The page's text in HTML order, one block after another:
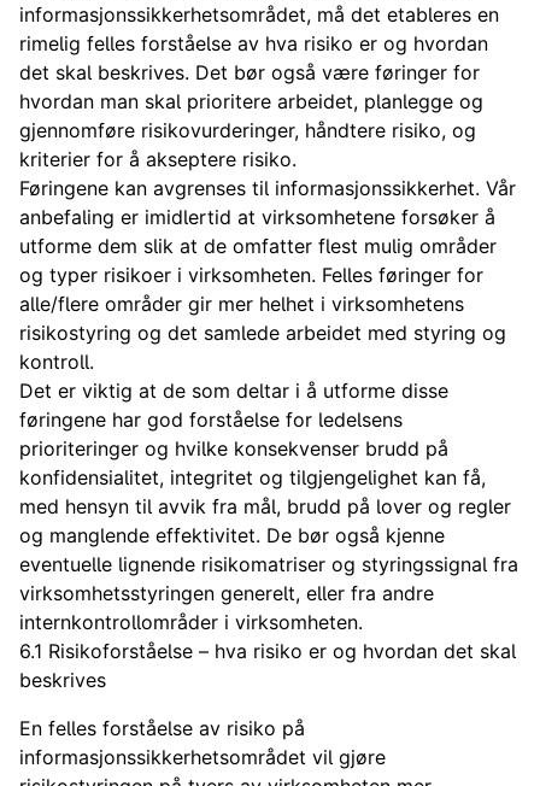
informasjonssikkerhetsområdet, må det etableres en
rimelig felles forståelse av hva risiko er og hvordan
det skal beskrives. Det bør også være føringer for
hvordan man skal prioritere arbeidet, planlegge og
gjennomføre risikovurderinger, håndtere risiko, og
kriterier for å akseptere risiko.
Føringene kan avgrenses til informasjonssikkerhet. Vår
anbefaling er imidlertid at virksomhetene forsøker å
utforme dem slik at de omfatter flest mulig områder
og typer risikoer i virksomheten. Felles føringer for
alle/flere områder gir mer helhet i virksomhetens
risikostyring og det samlede arbeidet med styring og
kontroll.
Det er viktig at de som deltar i å utforme disse
føringene har god forståelse for ledelsens
prioriteringer og hvilke konsekvenser brudd på
konfidensialitet, integritet og tilgjengelighet kan få,
med hensyn til avvik fra mål, brudd på lover og regler
og manglende effektivitet. De bør også kjenne
eventuelle lignende risikomatriser og styringssignal fra
virksomhetsstyringen generelt, eller fra andre
internkontrollområder i virksomheten.
6.1 Risikoforståelse – hva risiko er og hvordan det skal
beskrives
En felles forståelse av risiko på
informasjonssikkerhetsområdet vil gjøre